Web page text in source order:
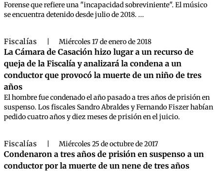
Forense que refiere una "incapacidad sobreviniente". El músico
se encuentra detenido desde julio de 2018. ...
Fiscalías Miércoles 17 de enero de 2018
La Cámara de Casación hizo lugar a un recurso de
queja de la Fiscalía y analizará la condena a un
conductor que provocó la muerte de un niño de tres
años
El hombre fue condenado el año pasado a tres años de prisión en
suspenso. Los fiscales Sandro Abraldes y Fernando Fiszer habían
pedido cuatro años y diez meses de prisión en el juicio.
Fiscalías Miércoles 25 de octubre de 2017
Condenaron a tres años de prisión en suspenso a un
conductor por la muerte de un nene de tres años